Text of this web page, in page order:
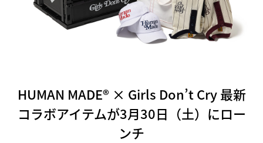
HUMAN MADE® × Girls Don’t Cry 最新
コラボアイテムが3月30日（土）にロー
ンチ